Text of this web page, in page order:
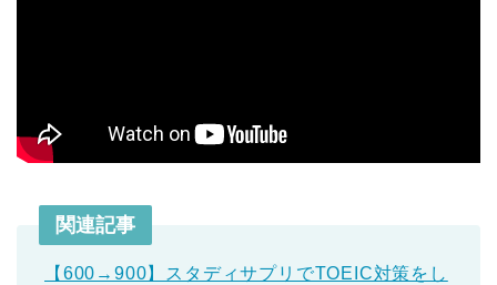
関連記事
【600→900】スタディサプリでTOEIC対策をし